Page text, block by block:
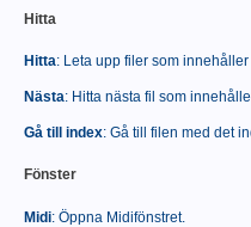
Hitta
Hitta: Leta upp filer som
Nästa: Hitta nästa fil som
Gå till index: Gå till filen med det
Fönster
Midi: Öppna Midifönstret.